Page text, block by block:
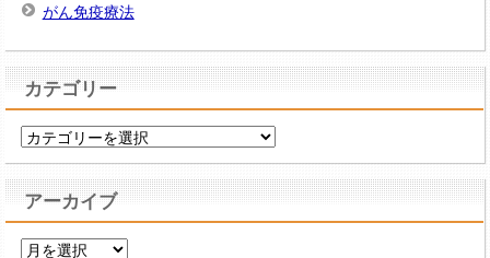
がん免疫療法
カテゴリー
カ
ゴ
リ
ー
アーカイブ
ア